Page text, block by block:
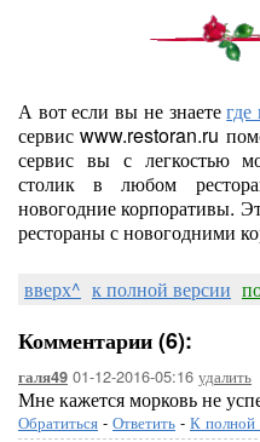
А вот если вы не знаетегде
сервис www.restoran.ru
сервис вы с легкостью
столик в любом
новогодние корпоративы.
рестораны с новогодними
вверх^ к полной версии
Комментарии (6):
галя49 01-12-2016-05:16 удалить
Мне кажется морковь не
Обратиться - Ответить - К полной